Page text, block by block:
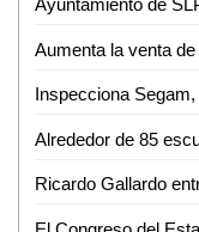
Aumenta la venta
Inspecciona